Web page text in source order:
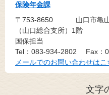
保険年金課
〒753-8650
山口市亀
（山口総合支所）1階
国保担当
Tel：083-934-2802
Fax：
メールでのお問い合わせはこ
文字